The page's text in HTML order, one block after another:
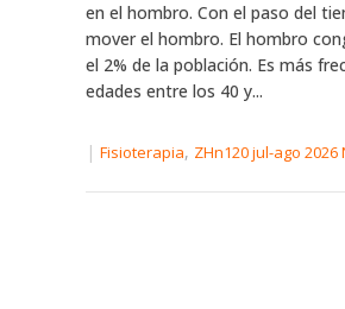
en el hombro. Con el paso del
mover el hombro. El hombro
el 2% de la población. Es más
edades entre los 40 y...
| Fisioterapia, ZHn120 jul-ago 2026